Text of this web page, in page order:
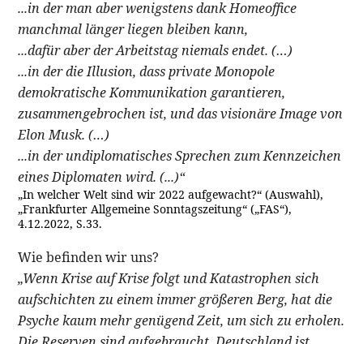
...in der man aber wenigstens dank Homeoffice
manchmal länger liegen bleiben kann,
...dafür aber der Arbeitstag niemals endet. (…)
...in der die Illusion, dass private Monopole
demokratische Kommunikation garantieren,
zusammengebrochen ist, und das visionäre Image von
Elon Musk. (…)
...in der undiplomatisches Sprechen zum Kennzeichen
eines Diplomaten wird. (...)“
„In welcher Welt sind wir 2022 aufgewacht?“ (Auswahl),
„Frankfurter Allgemeine Sonntagszeitung“ („FAS“),
4.12.2022, S.33.
Wie befinden wir uns?
„Wenn Krise auf Krise folgt und Katastrophen sich
aufschichten zu einem immer größeren Berg, hat die
Psyche kaum mehr genügend Zeit, um sich zu erholen.